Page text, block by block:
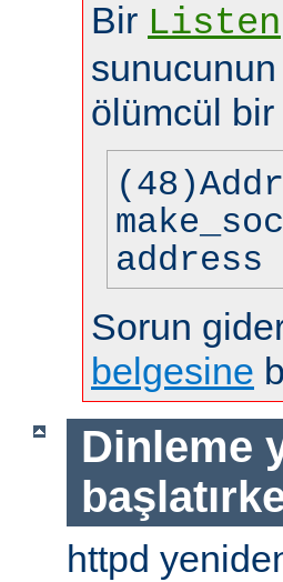
Bir Listen
sunucunun
ölümcül bir
Sorun
belgesine
Dinleme
httpd